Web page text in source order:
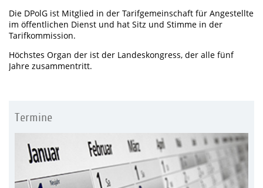
Die DPolG ist Mitglied in der Tarifgemeinschaft für Angestellte
im öffentlichen Dienst und hat Sitz und Stimme in der
Tarifkommission.
Höchstes Organ der ist der Landeskongress, der alle fünf
Jahre zusammentritt.
Termine